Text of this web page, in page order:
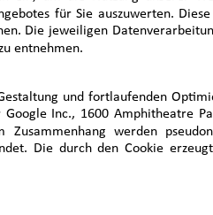
für Sie auszuwerten.
Die jeweiligen
entnehmen.
und fortlaufenden
Inc., 1600 Amphitheatre
Zusammenhang werden
Die durch den Cookie